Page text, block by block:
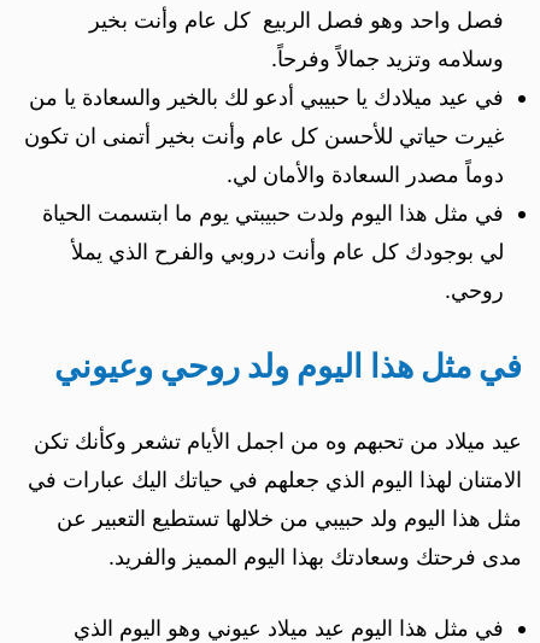
فصل واحد وهو فصل الربيع كل عام وأنت بخير
وسلامه وتزيد جمالاً وفرحاً.
في عيد ميلادك يا حبيبي أدعو لك بالخير والسعادة يا من
غيرت حياتي للأحسن كل عام وأنت بخير أتمنى ان تكون
دوماً مصدر السعادة والأمان لي.
في مثل هذا اليوم ولدت حبيبتي يوم ما ابتسمت الحياة
لي بوجودك كل عام وأنت دروبي والفرح الذي يملأ
روحي.
في مثل هذا اليوم ولد روحي وعيوني
عيد ميلاد من تحبهم وه من اجمل الأيام تشعر وكأنك تكن
الامتنان لهذا اليوم الذي جعلهم في حياتك اليك عبارات في
مثل هذا اليوم ولد حبيبي من خلالها تستطيع التعبير عن
مدى فرحتك وسعادتك بهذا اليوم المميز والفريد.
في مثل هذا اليوم عيد ميلاد عيوني وهو اليوم الذي